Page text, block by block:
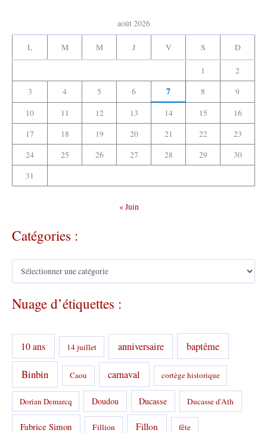
août 2026
L M M J V S D
1
2
3
4 5 6 7 8
9
10
11 12 13 14 15
16
17
18 19 20 21 22
23
24
25 26 27 28 29
30
31
« Juin
Catégories :
C
é
g
r
e
Nuage d’étiquettes :
10 ans 14 juillet anniversaire baptême
Binbin Caou carnaval cortège historique
Dorian Demarcq Doudou Ducasse Ducasse d'Ath
Fabrice Simon Fillion Fillon fête